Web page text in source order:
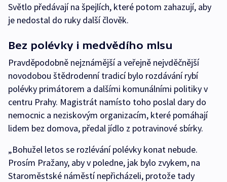
Světlo předávají na špejlích, které potom zahazují, aby
je nedostal do ruky další člověk.
Bez polévky i medvědího mlsu
Pravděpodobně nejznámější a veřejně nejvděčnější
novodobou štědrodenní tradicí bylo rozdávání rybí
polévky primátorem a dalšími komunálními politiky v
centru Prahy. Magistrát namísto toho poslal dary do
nemocnic a neziskovým organizacím, které pomáhají
lidem bez domova, předal jídlo z potravinové sbírky.
„Bohužel letos se rozlévání polévky konat nebude.
Prosím Pražany, aby v poledne, jak bylo zvykem, na
Staroměstské náměstí nepřicházeli, protože tady